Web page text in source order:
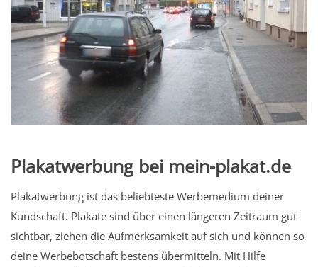
Plakatwerbung bei mein-plakat.de
Plakatwerbung ist das beliebteste Werbemedium deiner
Kundschaft. Plakate sind über einen längeren Zeitraum gut
sichtbar, ziehen die Aufmerksamkeit auf sich und können so
deine Werbebotschaft bestens übermitteln. Mit Hilfe